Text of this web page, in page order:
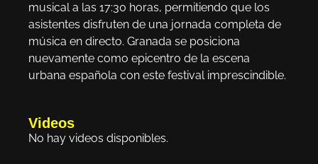
musical a las 17:30 horas, permitiendo que los
asistentes disfruten de una jornada completa de
música en directo. Granada se posiciona
nuevamente como epicentro de la escena
urbana española con este festival imprescindible.
Videos
No hay videos disponibles.